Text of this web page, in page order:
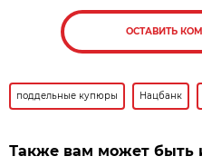
ОСТАВИТЬ
поддельные купюры Нацбанк
Также вам может быть